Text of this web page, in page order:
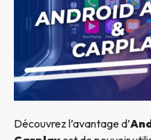
Découvrez l’avantage d’